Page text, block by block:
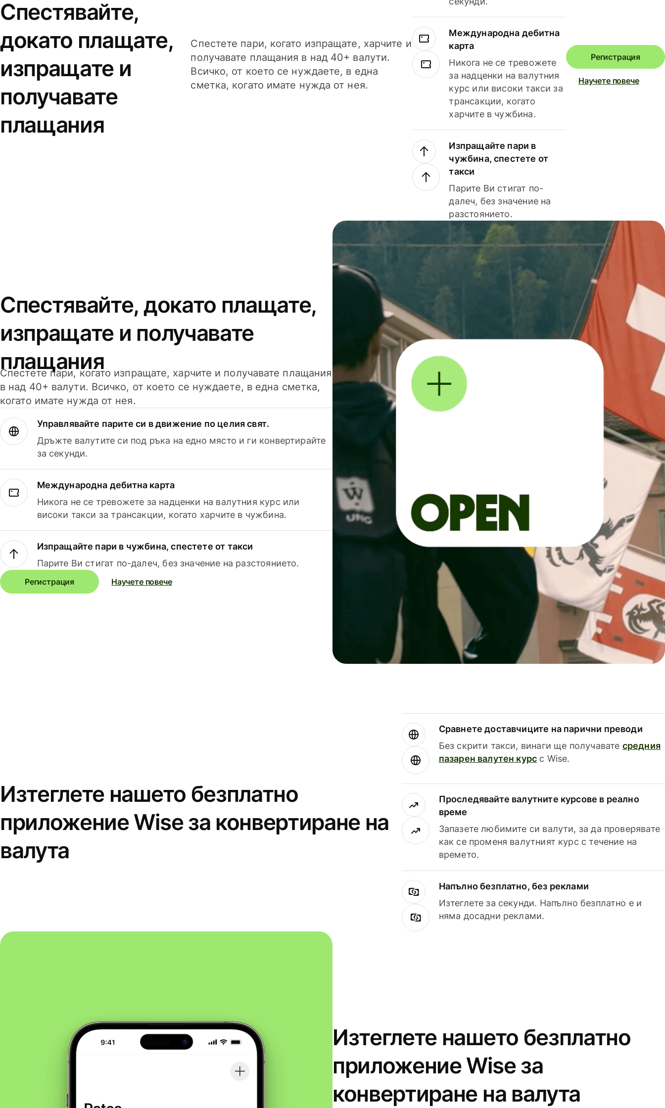
Спестявайте,
докато плащате,
изпращате и
получавате
плащания
Спестете пари, когато изпращате, харчите и
получавате плащания в над 40+ валути.
Всичко, от което се нуждаете, в една
сметка, когато имате нужда от нея.
Международна дебитна
карта
Никога не се тревожете
за надценки на валутния
курс или високи такси за
трансакции, когато
харчите в чужбина.
Изпращайте пари в
чужбина, спестете от
такси
Парите Ви стигат по-
далеч, без значение на
разстоянието.
Регистрация
Научете повече
Спестявайте, докато плащате,
изпращате и получавате
плащания
Спестете пари, когато изпращате, харчите и получавате плащания
в над 40+ валути. Всичко, от което се нуждаете, в една сметка,
когато имате нужда от нея.
Управлявайте парите си в движение по целия свят.
Дръжте валутите си под ръка на едно място и ги конвертирайте
за секунди.
Международна дебитна карта
Никога не се тревожете за надценки на валутния курс или
високи такси за трансакции, когато харчите в чужбина.
Изпращайте пари в чужбина, спестете от такси
Парите Ви стигат по-далеч, без значение на разстоянието.
Регистрация Научете повече
Изтеглете нашето безплатно
приложение Wise за конвертиране на
валута
Сравнете доставчиците на парични преводи
Без скрити такси, винаги ще получавате средния
пазарен валутен курс с Wise.
Проследявайте валутните курсове в реално
време
Запазете любимите си валути, за да проверявате
как се променя валутният курс с течение на
времето.
Напълно безплатно, без реклами
Изтеглете за секунди. Напълно безплатно е и
няма досадни реклами.
Изтеглете нашето безплатно
приложение Wise за
конвертиране на валута